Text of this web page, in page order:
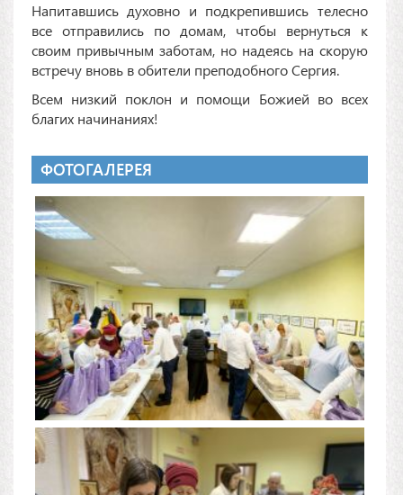
Напитавшись духовно и подкрепившись телесно
все отправились по домам, чтобы вернуться к
своим привычным заботам, но надеясь на скорую
встречу вновь в обители преподобного Сергия.
Всем низкий поклон и помощи Божией во всех
благих начинаниях!
ФОТОГАЛЕРЕЯ